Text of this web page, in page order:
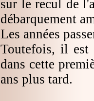
sur le recul de
débarquement
Les années
Toutefois, il est
dans cette
ans plus tard.